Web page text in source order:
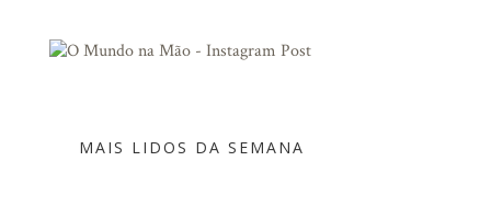
MAIS LIDOS DA SEMANA